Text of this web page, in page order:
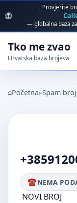
🌐
Provjerite
— globalna baza
Tko me zvao
Hrvatska baza brojeva
Početna Spam
NEMA
NOVI BROJ